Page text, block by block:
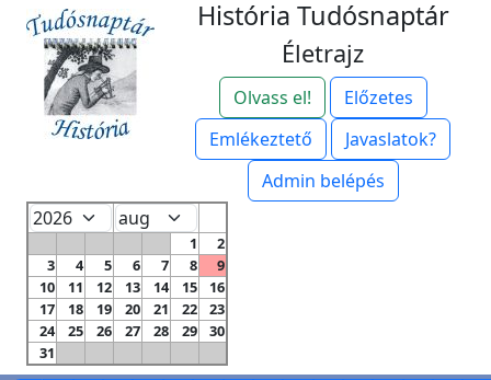
História Tudósnaptár
Életrajz
Olvass el!
Előzetes
Emlékeztető
Javaslatok?
Admin belépés
1
2
3
4 5 6 7 8
9
10
11 12 13 14 15
16
17
18 19 20 21 22
23
24
25 26 27 28 29
30
31